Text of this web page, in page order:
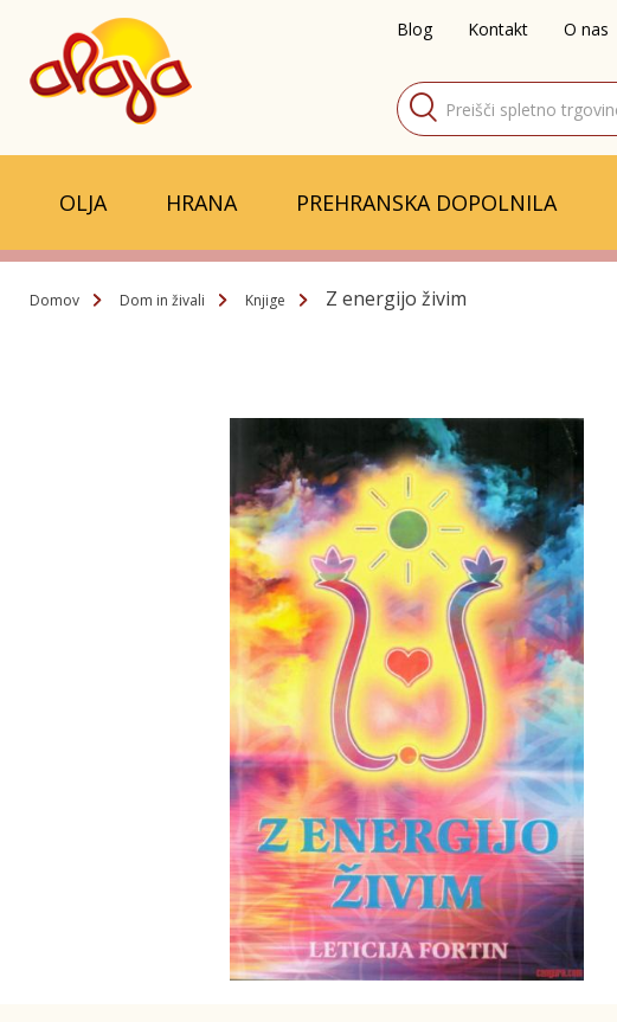
Blog Kontakt O nas
Products
search
OLJA HRANA PREHRANSKA DOPOLNILA
Domov Dom in živali Knjige Z energijo živim